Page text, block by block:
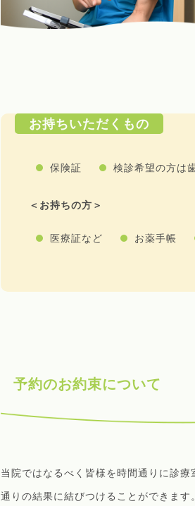
お持ちいただくもの
保険証 検診希望の方は
＜お持ちの方＞
医療証など お薬手帳
予約のお約束について
当院ではなるべく皆様を時間通りに診
通りの結果に結びつけることができま